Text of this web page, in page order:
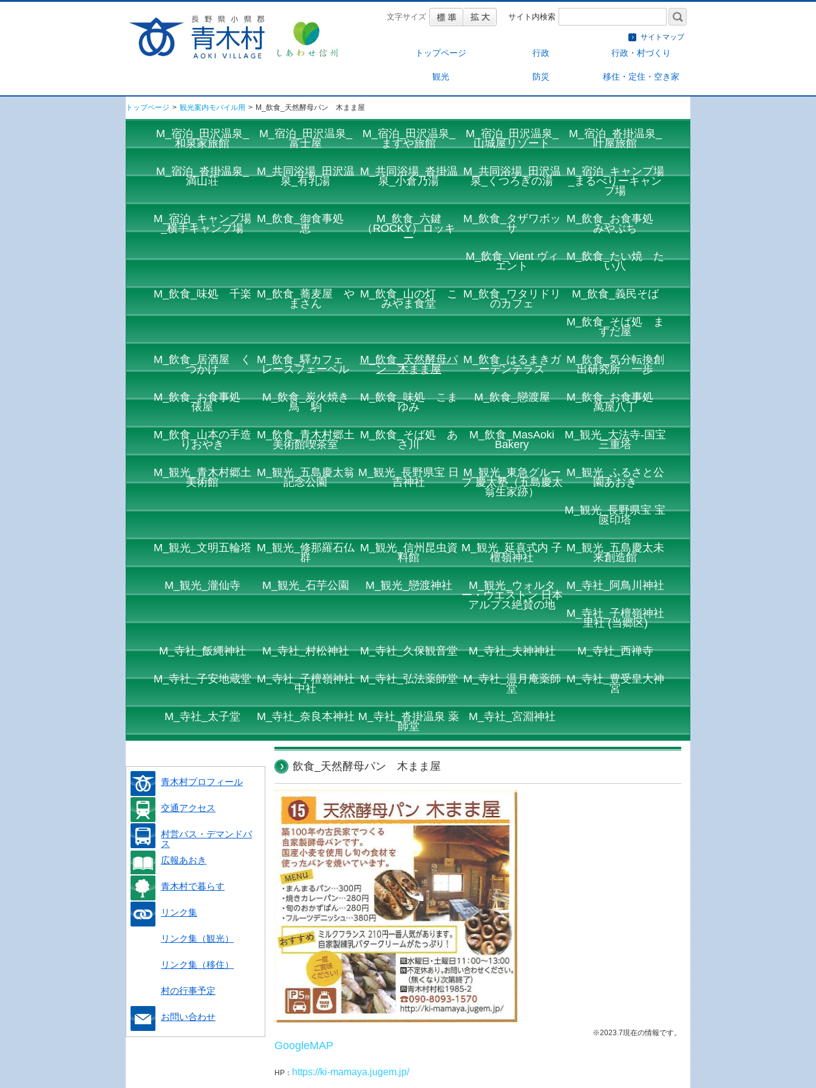
文字サイズ サイト内検索
サイトマップ
トップページ 行政 行政・村づくり
観光 防災 移住・定住・空き家
トップページ > 観光案内モバイル用 > M_飲食_天然酵母パン 木まま屋
M_宿泊_田沢温泉_
和泉家旅館
M_宿泊_田沢温泉_
富士屋
M_宿泊_田沢温泉_
ますや旅館
M_宿泊_田沢温泉_
山城屋リゾート
M_宿泊_沓掛温泉_
叶屋旅館
M_宿泊_沓掛温泉_
満山荘
M_共同浴場_田沢温
泉_有乳湯
M_共同浴場_沓掛温
泉_小倉乃湯
M_共同浴場_田沢温
泉_くつろぎの湯
M_宿泊_キャンプ場
_まるべりーキャン
プ場
M_宿泊_キャンプ場
_横手キャンプ場
M_飲食_御食事処
恵
M_飲食_六鍵
（ROCKY）ロッキ
ー
M_飲食_タザワボッ
サ
M_飲食_お食事処
みやぶち
M_飲食_Vient ヴィ
エント
M_飲食_たい焼 た
い八
M_飲食_味処 千楽 M_飲食_蕎麦屋 や
まさん
M_飲食_山の灯 こ
みやま食堂
M_飲食_ワタリドリ
のカフェ
M_飲食_義民そば
M_飲食_そば処 ま
すだ屋
M_飲食_居酒屋 く
つかけ
M_飲食_驛カフェ
レースフェーベル
M_飲食_天然酵母パ
ン 木まま屋
M_飲食_はるまきガ
ーデンテラス
M_飲食_気分転換創
出研究所 一歩
M_飲食_お食事処
俵屋
M_飲食_炭火焼き
鳥 駒
M_飲食_味処 こま
ゆみ
M_飲食_戀渡屋
M_飲食_お食事処
萬屋八丁
M_飲食_山本の手造
りおやき
M_飲食_青木村郷土
美術館喫茶室
M_飲食_そば処 あ
さ川
M_飲食_MasAoki
Bakery
M_観光_大法寺-国宝
三重塔
M_観光_青木村郷土
美術館
M_観光_五島慶太翁
記念公園
M_観光_長野県宝 日
吉神社
M_観光_東急グルー
プ 慶太塾（五島慶太
翁生家跡）
M_観光_ふるさと公
園あおき
M_観光_長野県宝 宝
篋印塔
M_観光_文明五輪塔 M_観光_修那羅石仏
群
M_観光_信州昆虫資
料館
M_観光_延喜式内 子
檀嶺神社
M_観光_五島慶太未
来創造館
M_観光_瀧仙寺 M_観光_石芋公園 M_観光_戀渡神社
M_観光_ウォルタ
ー・ウエストン 日本
アルプス絶賛の地
M_寺社_阿鳥川神社
M_寺社_子檀嶺神社
里社 (当郷区)
M_寺社_飯縄神社 M_寺社_村松神社 M_寺社_久保観音堂 M_寺社_夫神神社 M_寺社_西禅寺
M_寺社_子安地蔵堂 M_寺社_子檀嶺神社
中社
M_寺社_弘法薬師堂 M_寺社_温月庵薬師
堂
M_寺社_豊受皇大神
宮
M_寺社_太子堂 M_寺社_奈良本神社 M_寺社_沓掛温泉 薬
師堂
M_寺社_宮淵神社
青木村プロフィール
交通アクセス
村営バス・デマンドバ
ス
広報あおき
青木村で暮らす
リンク集
リンク集（観光）
リンク集（移住）
村の行事予定
お問い合わせ
飲食_天然酵母パン 木まま屋
※2023.7現在の情報です。
GoogleMAP
HP： https://ki-mamaya.jugem.jp/